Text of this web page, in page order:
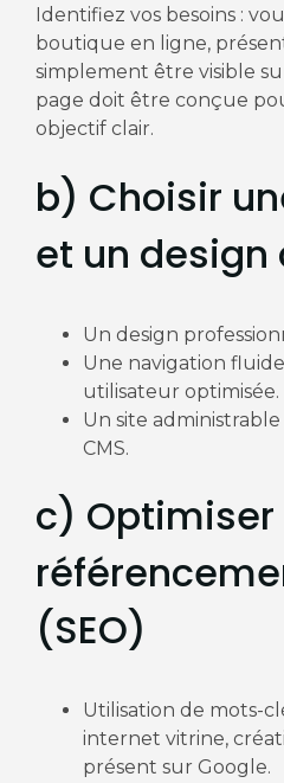
Identifiez vos besoins :
boutique en ligne,
simplement être visible
page doit être conçue
objectif clair.
b) Choisir
et un design
Un design
Une navigation
utilisateur optimisée.
Un site
CMS.
c) Optimiser
(SEO)
Utilisation de mots-
internet vitrine,
présent sur Google.